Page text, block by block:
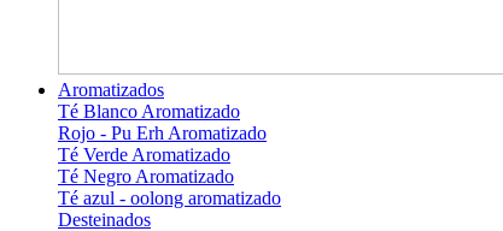
Aromatizados
Té Blanco Aromatizado
Rojo - Pu Erh Aromatizado
Té Verde Aromatizado
Té Negro Aromatizado
Té azul - oolong aromatizado
Desteinados